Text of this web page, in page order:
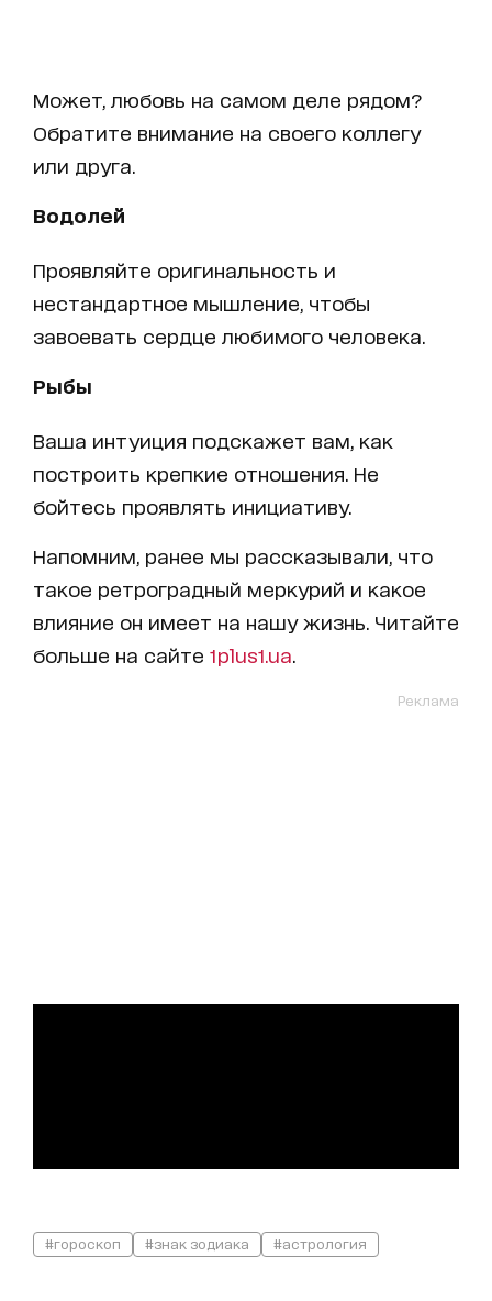
Может, любовь на самом деле рядом?
Обратите внимание на своего коллегу
или друга.
Водолей
Проявляйте оригинальность и
нестандартное мышление, чтобы
завоевать сердце любимого человека.
Рыбы
Ваша интуиция подскажет вам, как
построить крепкие отношения. Не
бойтесь проявлять инициативу.
Напомним, ранее мы рассказывали, что
такое ретроградный меркурий и какое
влияние он имеет на нашу жизнь. Читайте
больше на сайте 1plus1.ua
Реклама
#гороскоп #знак зодиака #астрология